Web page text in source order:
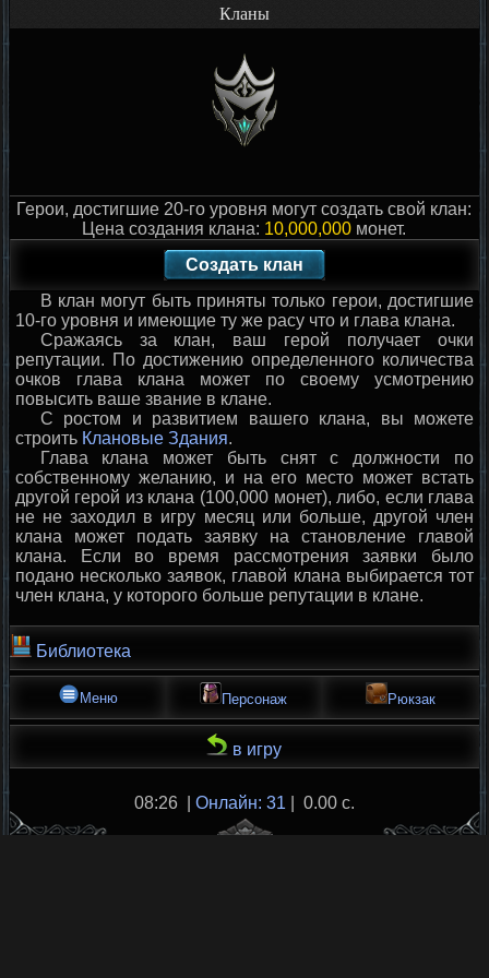
Кланы
Герои, достигшие 20-го уровня могут создать свой клан:
Цена создания клана: 10,000,000 монет.
Создать клан
В клан могут быть приняты только герои, достигшие
10-го уровня и имеющие ту же расу что и глава клана.
Сражаясь за клан, ваш герой получает очки
репутации. По достижению определенного количества
очков глава клана может по своему усмотрению
повысить ваше звание в клане.
С ростом и развитием вашего клана, вы можете
строить Клановые Здания.
Глава клана может быть снят с должности по
собственному желанию, и на его место может встать
другой герой из клана (100,000 монет), либо, если глава
не не заходил в игру месяц или больше, другой член
клана может подать заявку на становление главой
клана. Если во время рассмотрения заявки было
подано несколько заявок, главой клана выбирается тот
член клана, у которого больше репутации в клане.
Библиотека
Меню Персонаж Рюкзак
в игру
08:26 | Онлайн: 31 | 0.00 с.